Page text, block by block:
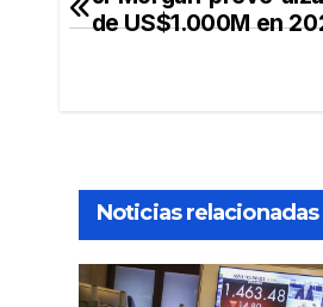
de US$1.000M en
Noticias relacionadas